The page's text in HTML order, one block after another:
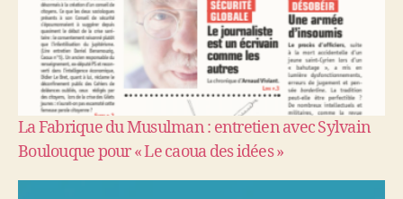
La Fabrique du Musulman : entretien avec Sylvain
Boulouque pour « Le caoua des idées »